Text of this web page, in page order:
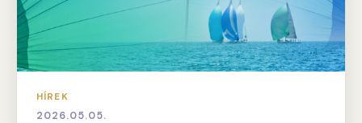
HÍREK
2026.05.05.